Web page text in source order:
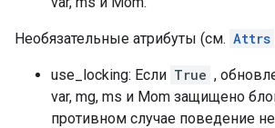
Необязательные атрибуты (см. Attrs
use_locking: Если True ,
var, mg, ms и Mom защищено
противном случае поведение